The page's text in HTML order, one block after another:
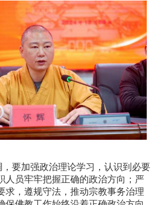
要加强政治理论学习，认识到必要
人员牢牢把握正确的政治方向；严
求，遵规守法，推动宗教事务治理